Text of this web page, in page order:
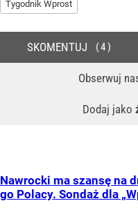
Tygodnik Wprost
Obserwuj
Dodaj jako
SKOMENTUJ 4
Nawrocki ma szansę na
go Polacy. Sondaż dla